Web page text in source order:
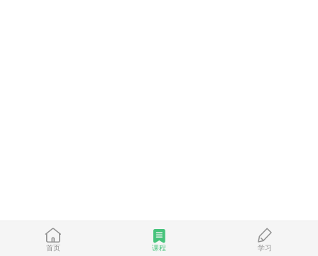
首页 课程 学习